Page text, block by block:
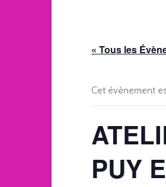
« Tous les
Cet évènement
PUY